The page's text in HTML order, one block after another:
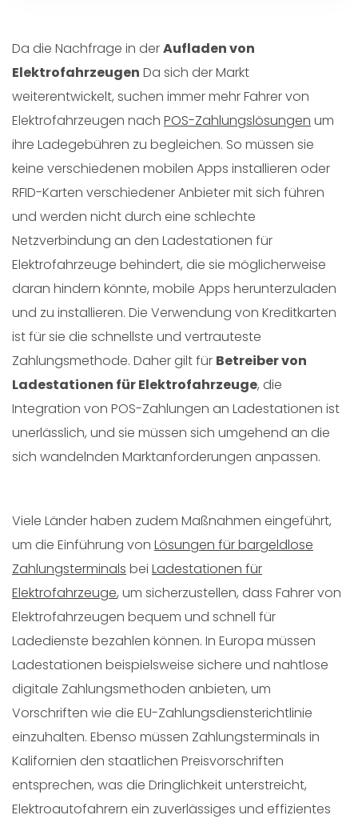
Da die Nachfrage in derAufladen von
Elektrofahrzeugen Da sich der Markt
weiterentwickelt, suchen immer mehr Fahrer von
Elektrofahrzeugen nach POS-Zahlungslösungen um
ihre Ladegebühren zu begleichen. So müssen sie
keine verschiedenen mobilen Apps installieren oder
RFID-Karten verschiedener Anbieter mit sich führen
und werden nicht durch eine schlechte
Netzverbindung an den Ladestationen für
Elektrofahrzeuge behindert, die sie möglicherweise
daran hindern könnte, mobile Apps herunterzuladen
und zu installieren. Die Verwendung von Kreditkarten
ist für sie die schnellste und vertrauteste
Zahlungsmethode. Daher gilt für Betreiber von
Ladestationen für Elektrofahrzeuge, die
Integration von POS-Zahlungen an Ladestationen ist
unerlässlich, und sie müssen sich umgehend an die
sich wandelnden Marktanforderungen anpassen.
Viele Länder haben zudem Maßnahmen eingeführt,
um die Einführung von Lösungen für bargeldlose
Zahlungsterminals bei Ladestationen für
Elektrofahrzeuge, um sicherzustellen, dass Fahrer von
Elektrofahrzeugen bequem und schnell für
Ladedienste bezahlen können. In Europa müssen
Ladestationen beispielsweise sichere und nahtlose
digitale Zahlungsmethoden anbieten, um
Vorschriften wie die EU-Zahlungsdiensterichtlinie
einzuhalten. Ebenso müssen Zahlungsterminals in
Kalifornien den staatlichen Preisvorschriften
entsprechen, was die Dringlichkeit unterstreicht,
Elektroautofahrern ein zuverlässiges und effizientes